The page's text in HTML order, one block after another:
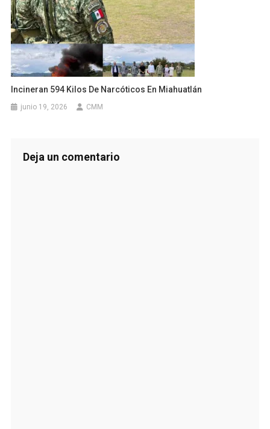
Incineran 594 Kilos De Narcóticos En Miahuatlán
junio 19, 2026 CMM
Deja un comentario